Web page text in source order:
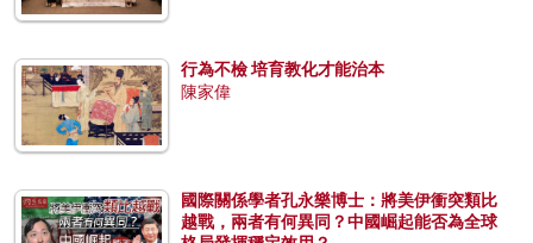
行為不檢 培育教化才能治本
陳家偉
國際關係學者孔永樂博士：將美伊衝突類比
越戰，兩者有何異同？中國崛起能否為全球